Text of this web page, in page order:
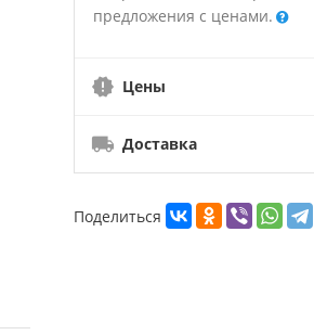
предложения с ценами.
Цены
Доставка
Поделиться